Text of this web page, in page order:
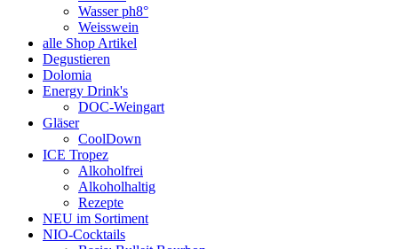
Wasser ph8°
Weisswein
alle Shop Artikel
Degustieren
Dolomia
Energy Drink's
DOC-Weingart
Gläser
CoolDown
ICE Tropez
Alkoholfrei
Alkoholhaltig
Rezepte
NEU im Sortiment
NIO-Cocktails